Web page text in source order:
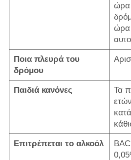
ώρα
ώρα
Ποια πλευρά του
δρόμου
Παιδιά κανόνες
Τα
Επιτρέπεται το αλκοόλ